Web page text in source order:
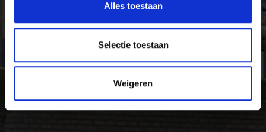
Alles toestaan
Selectie toestaan
Weigeren